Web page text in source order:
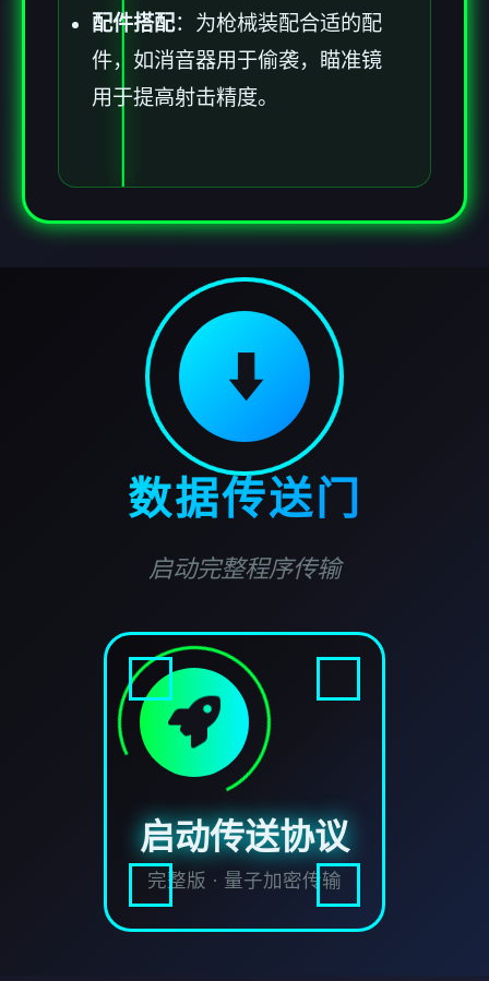
配件搭配：为枪械装配合适的配
件，如消音器用于偷袭，瞄准镜
用于提高射击精度。
⬇️
数据传送门
启动完整程序传输
启动传送协议
完整版 · 量子加密传输